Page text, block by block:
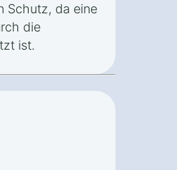
Schutz, da eine
die
ist.